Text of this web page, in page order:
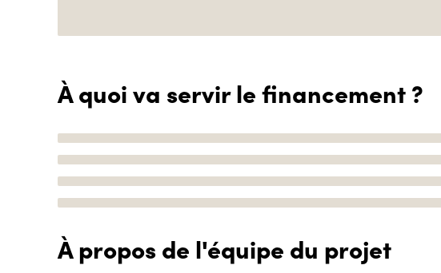
À quoi va servir le financement ?
À propos de l'équipe du projet